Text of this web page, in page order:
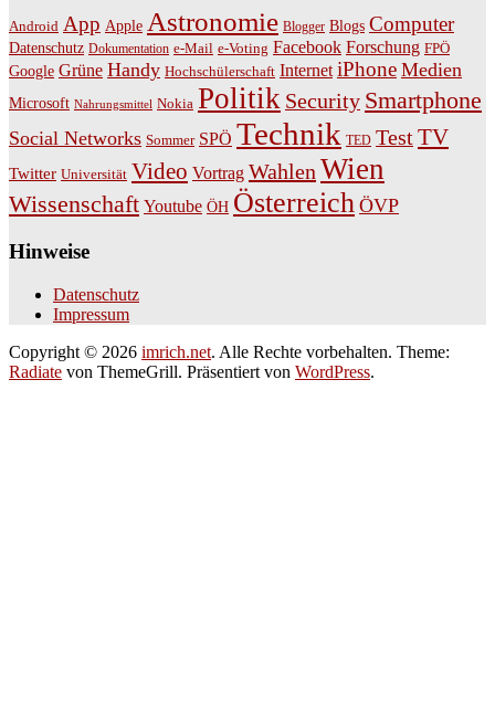
Android App Apple Astronomie Blogger Blogs Computer
Datenschutz Dokumentation e-Mail e-Voting Facebook Forschung FPÖ
Google Grüne Handy Hochschülerschaft Internet iPhone Medien
Microsoft Nahrungsmittel Nokia Politik Security Smartphone
Social Networks Sommer SPÖ Technik TED TestTV
Twitter Universität Video Vortrag Wahlen Wien
Wissenschaft Youtube ÖH Österreich ÖVP
Hinweise
Datenschutz
Impressum
Copyright © 2026 imrich.net. Alle Rechte vorbehalten. Theme:
Radiate von ThemeGrill. Präsentiert von WordPress.